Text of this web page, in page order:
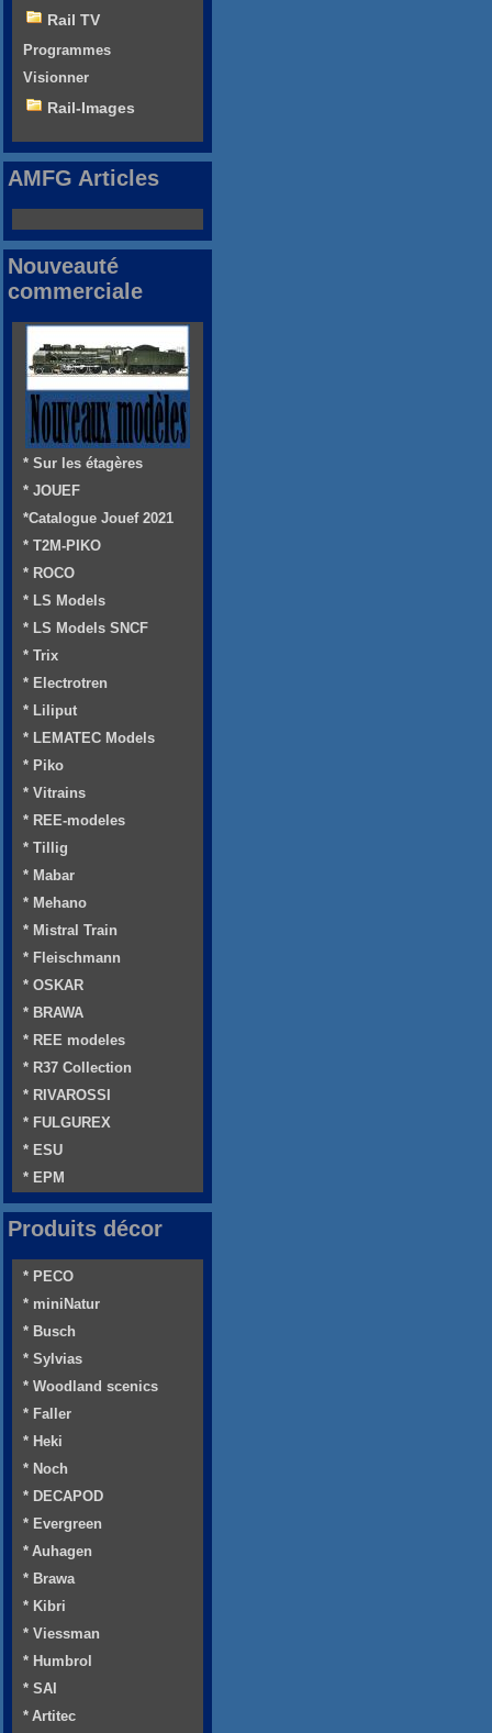
Rail TV
Programmes
Visionner
Rail-Images
AMFG Articles
Nouveauté
commerciale
* Sur les étagères
* JOUEF
*Catalogue Jouef 2021
* T2M-PIKO
* ROCO
* LS Models
* LS Models SNCF
* Trix
* Electrotren
* Liliput
* LEMATEC Models
* Piko
* Vitrains
* REE-modeles
* Tillig
* Mabar
* Mehano
* Mistral Train
* Fleischmann
* OSKAR
* BRAWA
* REE modeles
* R37 Collection
* RIVAROSSI
* FULGUREX
* ESU
* EPM
Produits décor
* PECO
* miniNatur
* Busch
* Sylvias
* Woodland scenics
* Faller
* Heki
* Noch
* DECAPOD
* Evergreen
* Auhagen
* Brawa
* Kibri
* Viessman
* Humbrol
* SAI
* Artitec